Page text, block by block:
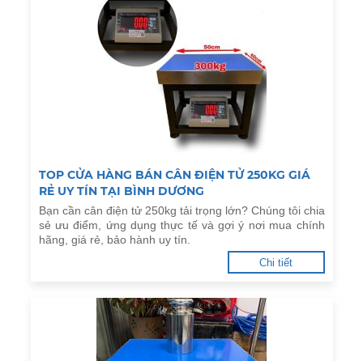
TOP CỬA HÀNG BÁN CÂN ĐIỆN TỬ 250KG GIÁ
RẺ UY TÍN TẠI BÌNH DƯƠNG
Bạn cần cân điện tử 250kg tải trọng lớn? Chúng tôi chia
sẻ ưu điểm, ứng dụng thực tế và gợi ý nơi mua chính
hãng, giá rẻ, bảo hành uy tín.
Chi tiết